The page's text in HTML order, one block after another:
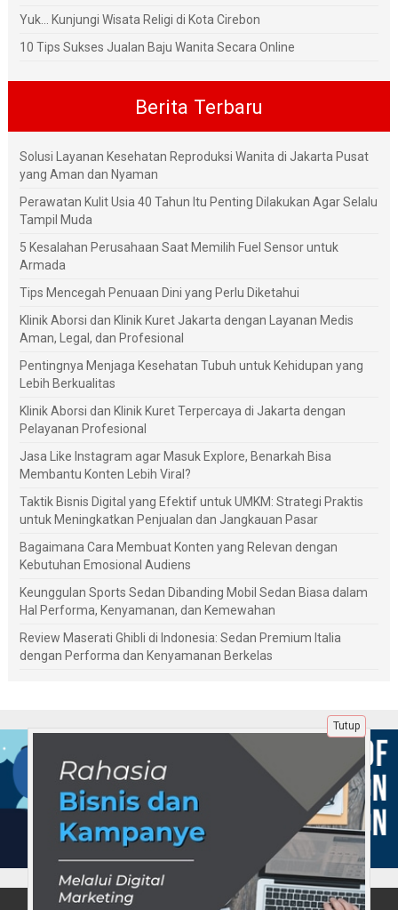
Yuk... Kunjungi Wisata Religi di Kota Cirebon
10 Tips Sukses Jualan Baju Wanita Secara Online
Berita Terbaru
Solusi Layanan Kesehatan Reproduksi Wanita di Jakarta Pusat
yang Aman dan Nyaman
Perawatan Kulit Usia 40 Tahun Itu Penting Dilakukan Agar Selalu
Tampil Muda
5 Kesalahan Perusahaan Saat Memilih Fuel Sensor untuk
Armada
Tips Mencegah Penuaan Dini yang Perlu Diketahui
Klinik Aborsi dan Klinik Kuret Jakarta dengan Layanan Medis
Aman, Legal, dan Profesional
Pentingnya Menjaga Kesehatan Tubuh untuk Kehidupan yang
Lebih Berkualitas
Klinik Aborsi dan Klinik Kuret Terpercaya di Jakarta dengan
Pelayanan Profesional
Jasa Like Instagram agar Masuk Explore, Benarkah Bisa
Membantu Konten Lebih Viral?
Taktik Bisnis Digital yang Efektif untuk UMKM: Strategi Praktis
untuk Meningkatkan Penjualan dan Jangkauan Pasar
Bagaimana Cara Membuat Konten yang Relevan dengan
Kebutuhan Emosional Audiens
Keunggulan Sports Sedan Dibanding Mobil Sedan Biasa dalam
Hal Performa, Kenyamanan, dan Kemewahan
Review Maserati Ghibli di Indonesia: Sedan Premium Italia
dengan Performa dan Kenyamanan Berkelas
Tutup